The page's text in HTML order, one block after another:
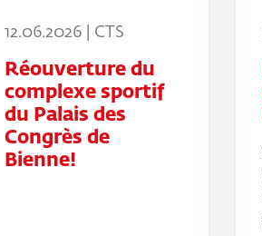
12.06.2026 | CTS
Réouverture du
complexe sportif
du Palais des
Congrès de
Bienne!